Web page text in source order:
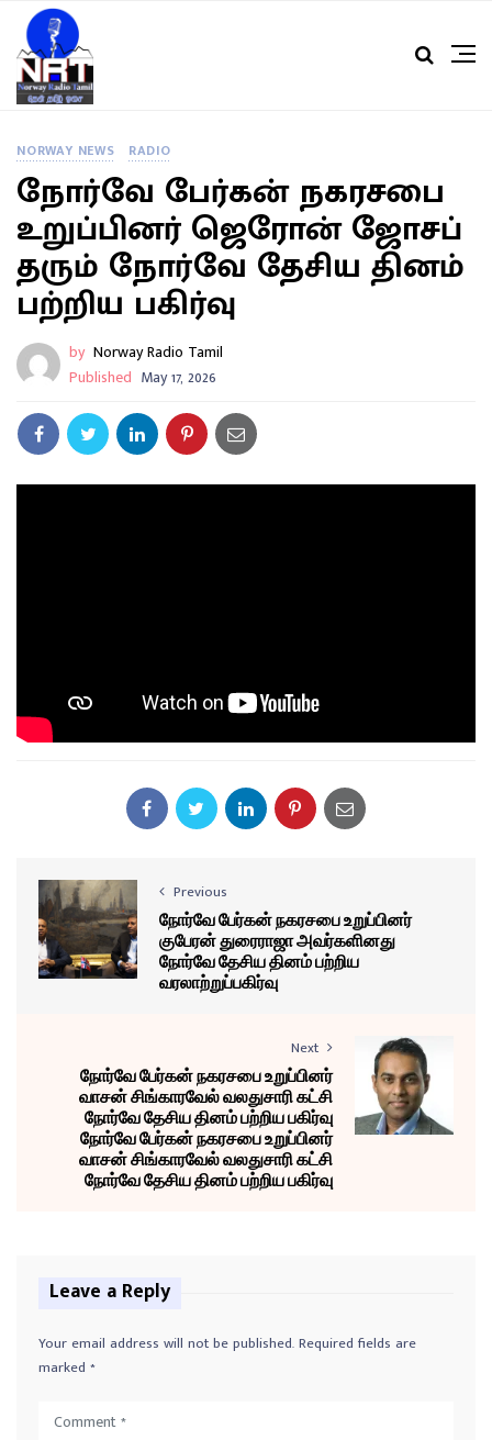
NORWAY NEWS RADIO
நோர்வே பேர்கன் நகரசபை
உறுப்பினர் ஜெரோன் ஜோசப்
தரும் நோர்வே தேசிய தினம்
பற்றிய பகிர்வு
by Norway Radio Tamil
Published May 17, 2026
Previous
நோர்வே பேர்கன் நகரசபை உறுப்பினர்
குபேரன் துரைராஜா அவர்களினது
நோர்வே தேசிய தினம் பற்றிய
வரலாற்றுப்பகிர்வு
Next
நோர்வே பேர்கன் நகரசபை உறுப்பினர்
வாசன் சிங்காரவேல் வலதுசாரி கட்சி
நோர்வே தேசிய தினம் பற்றிய பகிர்வு
நோர்வே பேர்கன் நகரசபை உறுப்பினர்
வாசன் சிங்காரவேல் வலதுசாரி கட்சி
நோர்வே தேசிய தினம் பற்றிய பகிர்வு
Leave a Reply
Your email address will not be published.Required fields are
marked *